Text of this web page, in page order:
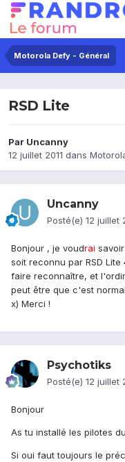
Motorola Defy - Général
RSD Lite
Par Uncanny
12 juillet 2011 dans
Uncanny
Posté(e) 12 juillet
Bonjour , je voudrai
soit reconnu par RSD
faire reconnaître, et
peut être que c'est
x) Merci !
Psychotiks
Posté(e) 12 juillet
Bonjour
As tu installé les pilotes
Si oui faut toujours le